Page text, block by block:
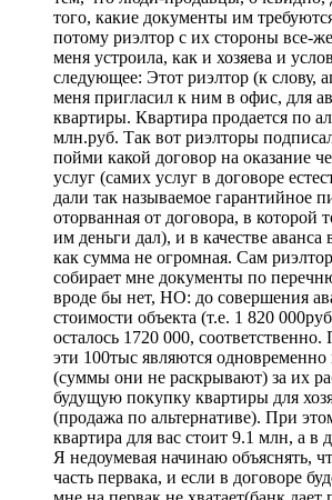
того, какие документы им
потому риэлтор с их стороны все-
меня устроила, как и хозяева и
следующее: Этот риэлтор (к слову,
меня пригласил к ним в офис, для
квартиры. Квартира продается по
млн.руб. Так вот риэлторы
пойми какой договор на оказание
услуг (самих услуг в договоре
дали так называемое гарантийное
оторванная от договора, в которой
им деньги дал), и в качестве
как сумма не огромная. Сам
собирает мне документы по
вроде бы нет, НО: до совершения
стоимости объекта (т.е. 1 820
осталось 1720 000,
эти 100тыс являются
(суммы они не раскрывают) за их
будущую покупку квартиры для
(продажа по альтернативе). При
квартира для вас стоит 9.1 млн, а в
Я недоумевая начинаю объяснять,
часть первака, и если в договоре